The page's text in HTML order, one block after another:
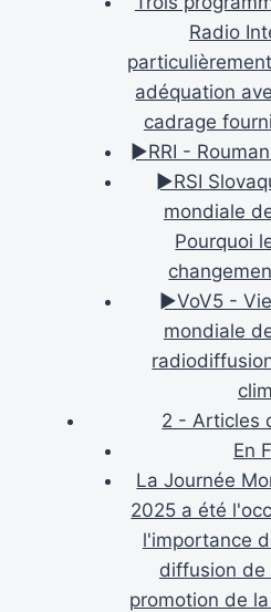
Radio
adéquation
cadrage
►RRI -
►RSI
mondiale
Pourquoi
►VoV5 -
mondiale
2 - Articles
En
La Journée
2025 a été
l'importance
diffusion de
promotion de